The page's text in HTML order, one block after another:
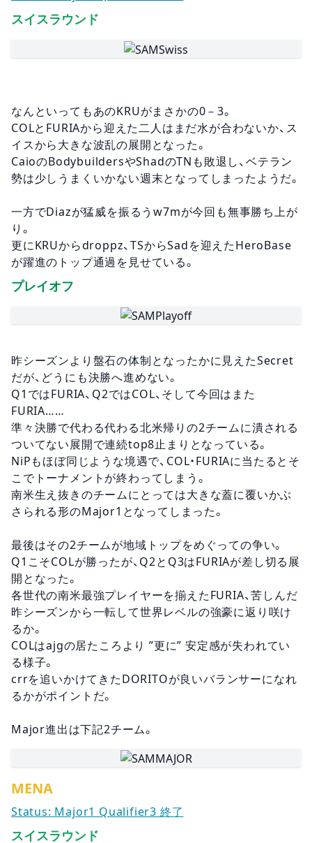
スイスラウンド
なんといってもあのKRUがまさかの0－3。
COLとFURIAから迎えた二人はまだ水が合わないか、ス
イスから大きな波乱の展開となった。
CaioのBodybuildersやShadのTNも敗退し、ベテラン
勢は少しうまくいかない週末となってしまったようだ。
一方でDiazが猛威を振るうw7mが今回も無事勝ち上が
り。
更にKRUからdroppz、TSからSadを迎えたHeroBase
が躍進のトップ通過を見せている。
プレイオフ
昨シーズンより盤石の体制となったかに見えたSecret
だが、どうにも決勝へ進めない。
Q1ではFURIA、Q2ではCOL、そして今回はまた
FURIA……
準々決勝で代わる代わる北米帰りの2チームに潰される
ついてない展開で連続top8止まりとなっている。
NiPもほぼ同じような境遇で、COL・FURIAに当たるとそ
こでトーナメントが終わってしまう。
南米生え抜きのチームにとっては大きな蓋に覆いかぶ
さられる形のMajor1となってしまった。
最後はその2チームが地域トップをめぐっての争い。
Q1こそCOLが勝ったが、Q2とQ3はFURIAが差し切る展
開となった。
各世代の南米最強プレイヤーを揃えたFURIA、苦しんだ
昨シーズンから一転して世界レベルの強豪に返り咲け
るか。
COLはajgの居たころより ”更に” 安定感が失われてい
る様子。
crrを追いかけてきたDORITOが良いバランサーになれ
るかがポイントだ。
Major進出は下記2チーム。
MENA
Status: Major1 Qualifier3 終了
スイスラウンド